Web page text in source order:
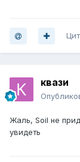
квази
Жаль, Soil не
увидеть